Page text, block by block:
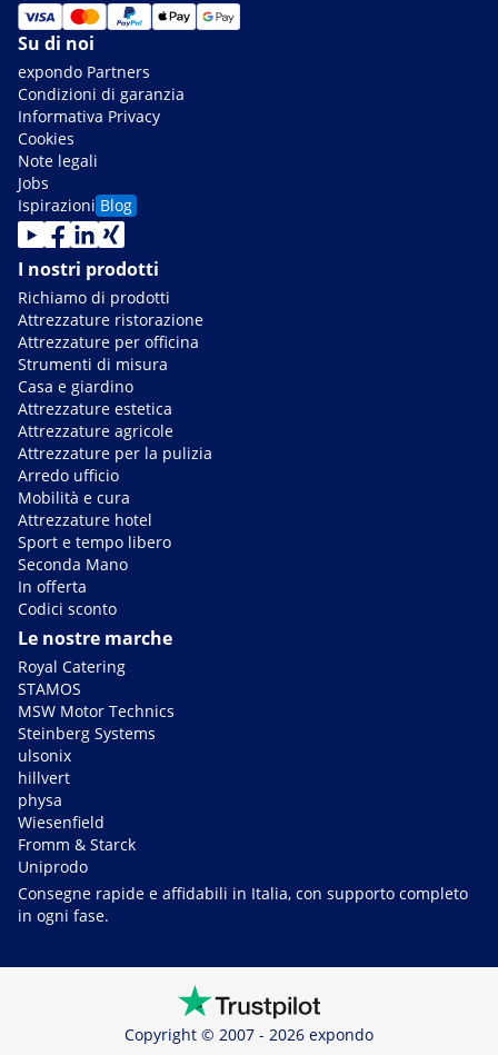
Su di noi
expondo Partners
Condizioni di garanzia
Informativa Privacy
Cookies
Note legali
Jobs
Ispirazioni Blog
I nostri prodotti
Richiamo di prodotti
Attrezzature ristorazione
Attrezzature per officina
Strumenti di misura
Casa e giardino
Attrezzature estetica
Attrezzature agricole
Attrezzature per la pulizia
Arredo ufficio
Mobilità e cura
Attrezzature hotel
Sport e tempo libero
Seconda Mano
In offerta
Codici sconto
Le nostre marche
Royal Catering
STAMOS
MSW Motor Technics
Steinberg Systems
ulsonix
hillvert
physa
Wiesenfield
Fromm & Starck
Uniprodo
Consegne rapide e affidabili in Italia, con supporto completo
in ogni fase.
Copyright © 2007 - 2026 expondo